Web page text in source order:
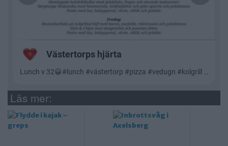
Läs mer: